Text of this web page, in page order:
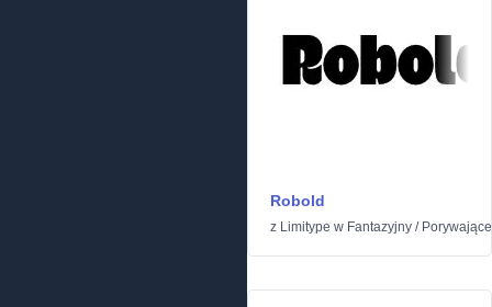
Robold
z Limitype w Fantazyjny / Porywające